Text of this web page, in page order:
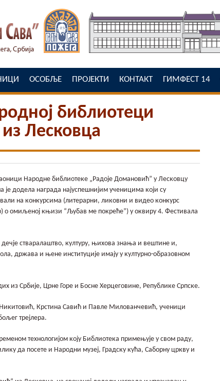
ОСОБЉЕ ПРОЈЕКТИ КОНТАКТ ГИМФЕСТ 14
библиотеци
Лесковца
Народне библиотеке „Радоје Домановић” у Лесковцу
је додела награда најуспешнијим ученицима који су
на конкурсима (литерарни, ликовни и видео конкурс
о омиљеној књизи “Љубав ме покреће”) у оквиру 4. Фестивала
стваралаштво, културу, њихова знања и вештине и,
држава и њене институције имају у културно-образовном
из Србије, Црне Горе и Босне Херцеговине, Републике Српске.
Крстина Савић и Павле Милованчевић, ученици
трејлера.
технологијом коју Библиотека примењује у свом раду,
да посете и Народни музеј, Градску кућа, Саборну цркву и